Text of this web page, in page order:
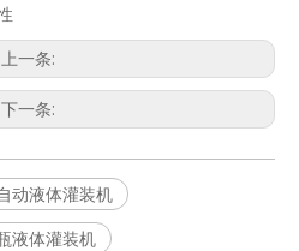
上一条:
下一条:
动液体灌装机
液体灌装机